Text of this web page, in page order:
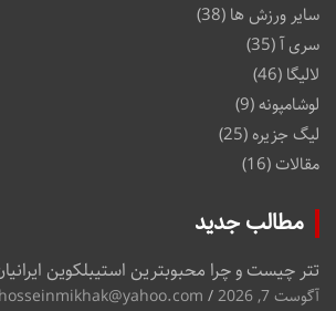
سایر ورزش ها (38)
سری آ(35)
لالیگا (46)
لوشامپونه(9)
لیگ جزیره (25)
مقالات(16)
مطالب جدید
تتر چیست و چرا محبوبترین استیبلکوین
آگوست 7, 2026 hosseinmikhak@yahoo.com